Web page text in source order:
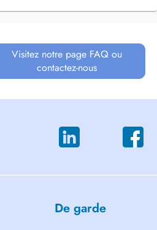
Visitez notre page FAQ ou
contactez-nous
De garde